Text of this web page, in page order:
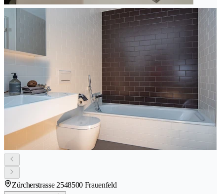
Zürcherstrasse 2548500 Frauenfeld